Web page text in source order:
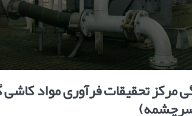
تحقیقات فرآوری مواد کاشی